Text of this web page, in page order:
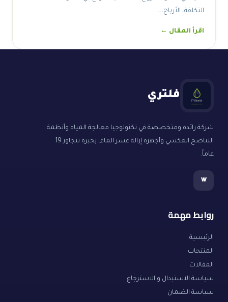
التكلفة، الأرباح،…
اقرأ المقال ←
فلتري
شركة رائدة ومتخصصة في تكنولوجيا معالجة المياه وأنظمة
التناضح العكسي وأجهزة إزالة عسر الماء، بخبرة تتجاوز 19
عاماً.
w
روابط مهمة
الرئيسية
المنتجات
المقالات
سياسة الاستبدال و الاسترجاع
سياسة الضمان